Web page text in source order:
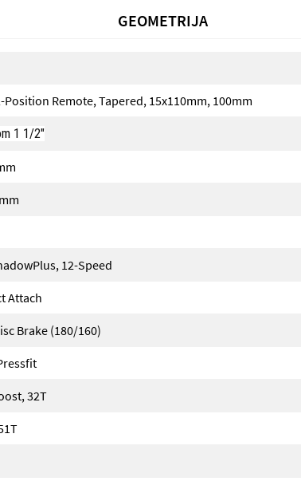
GEOMETRIJA
Position Remote, Tapered, 15x110mm, 100mm
1 1/2"
12-Speed
Attach
Brake (180/160)
32T